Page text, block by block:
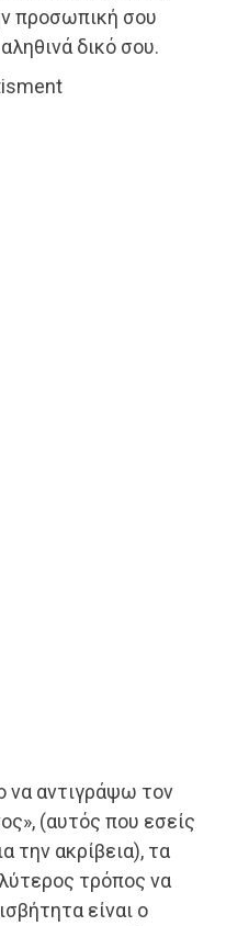
προσωπική σου
δικό σου.
να αντιγράψω τον
(αυτός που εσείς
την ακρίβεια), τα
τρόπος να
είναι ο